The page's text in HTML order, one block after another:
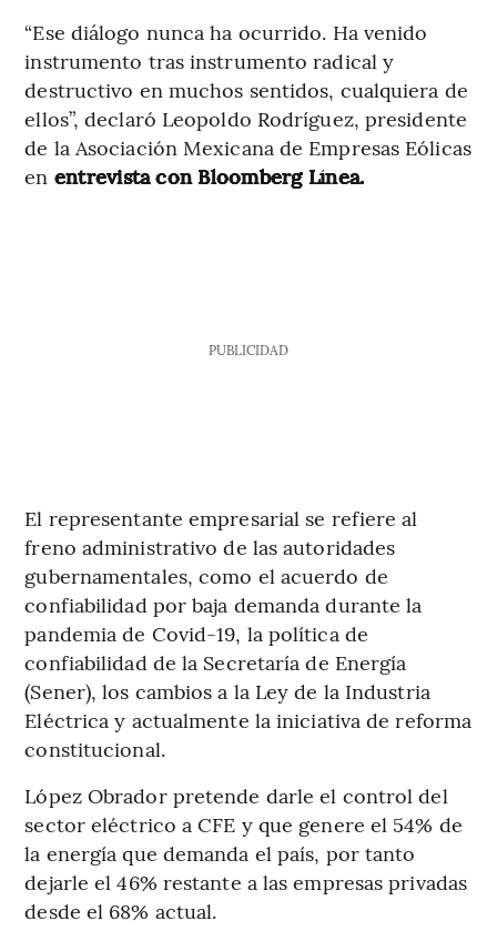
“Ese diálogo nunca ha ocurrido. Ha venido
instrumento tras instrumento radical y
destructivo en muchos sentidos, cualquiera de
ellos”, declaró Leopoldo Rodríguez, presidente
de la Asociación Mexicana de Empresas Eólicas
en entrevista con Bloomberg Línea.
PUBLICIDAD
El representante empresarial se refiere al
freno administrativo de las autoridades
gubernamentales, como el acuerdo de
confiabilidad por baja demanda durante la
pandemia de Covid-19, la política de
confiabilidad de la Secretaría de Energía
(Sener), los cambios a la Ley de la Industria
Eléctrica y actualmente la iniciativa de reforma
constitucional.
López Obrador pretende darle el control del
sector eléctrico a CFE y que genere el 54% de
la energía que demanda el país, por tanto
dejarle el 46% restante a las empresas privadas
desde el 68% actual.